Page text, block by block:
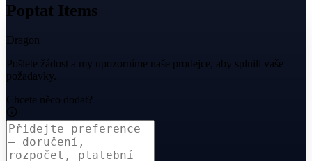
Poptat Items
Dragon
Pošlete žádost a my upozorníme naše prodejce, aby splnili vaše
požadavky.
Chcete něco dodat?